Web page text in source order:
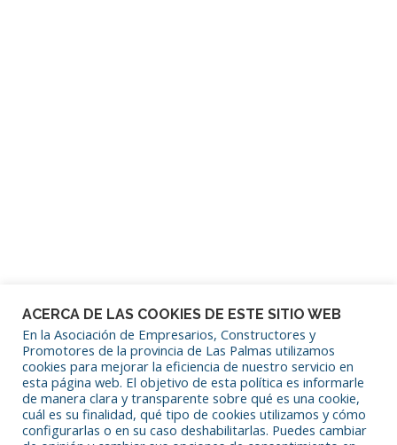
SÍGUENOS EN REDES SOCIALES
ACERCA DE LAS COOKIES DE ESTE SITIO WEB
En la Asociación de Empresarios, Constructores y
Promotores de la provincia de Las Palmas utilizamos
cookies para mejorar la eficiencia de nuestro servicio en
esta página web. El objetivo de esta política es informarle
de manera clara y transparente sobre qué es una cookie,
cuál es su finalidad, qué tipo de cookies utilizamos y cómo
configurarlas o en su caso deshabilitarlas. Puedes cambiar